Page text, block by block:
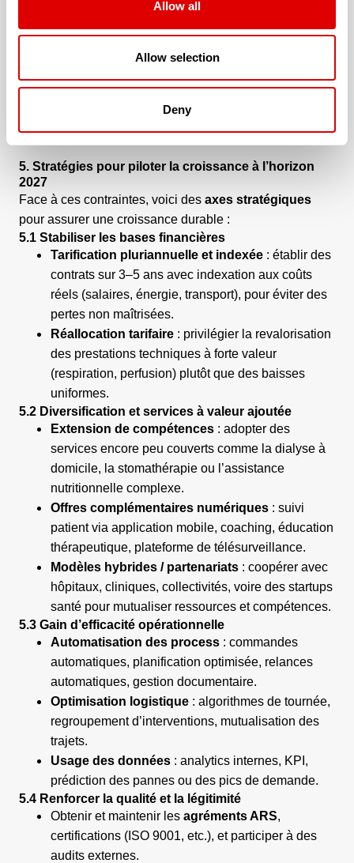
Allow all
Allow selection
Deny
territoires sont sous-dotés en PSAD.
4.4 Digitalisation et investissements technologiques
logiciel de gestion, les API, etc. Ces investissements
exigent des ressources, mais sont souvent nécessaires
pour moderniser.
5. Stratégies pour piloter la croissance à l’horizon
2027
Face à ces contraintes, voici des axes stratégiques
pour assurer une croissance durable :
5.1 Stabiliser les bases financières
Tarification pluriannuelle et indexée : établir des
contrats sur 3–5 ans avec indexation aux coûts
réels (salaires, énergie, transport), pour éviter des
pertes non maîtrisées.
Réallocation tarifaire : privilégier la revalorisation
des prestations techniques à forte valeur
(respiration, perfusion) plutôt que des baisses
uniformes.
5.2 Diversification et services à valeur ajoutée
Extension de compétences : adopter des
services encore peu couverts comme la dialyse à
domicile, la stomathérapie ou l’assistance
nutritionnelle complexe.
Offres complémentaires numériques : suivi
patient via application mobile, coaching, éducation
thérapeutique, plateforme de télésurveillance.
Modèles hybrides / partenariats : coopérer avec
hôpitaux, cliniques, collectivités, voire des startups
santé pour mutualiser ressources et compétences.
5.3 Gain d’efficacité opérationnelle
Automatisation des process : commandes
automatiques, planification optimisée, relances
automatiques, gestion documentaire.
Optimisation logistique : algorithmes de tournée,
regroupement d’interventions, mutualisation des
trajets.
Usage des données : analytics internes, KPI,
prédiction des pannes ou des pics de demande.
5.4 Renforcer la qualité et la légitimité
Obtenir et maintenir les agréments ARS,
certifications (ISO 9001, etc.), et participer à des
audits externes.